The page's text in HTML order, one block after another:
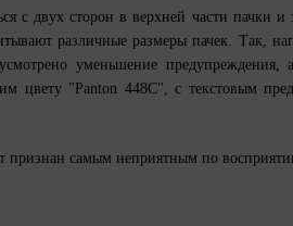
с двух сторон в верхней части пачки
различные размеры пачек. Так,
уменьшение предупреждения,
цвету "Panton 448C", с текстовым
признан самым неприятным по